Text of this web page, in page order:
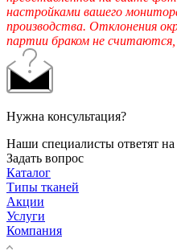
настройками вашего
производства. Отклонения
партии браком не
Нужна консультация?
Наши специалисты ответят
Задать вопрос
Каталог
Типы тканей
Акции
Услуги
Компания